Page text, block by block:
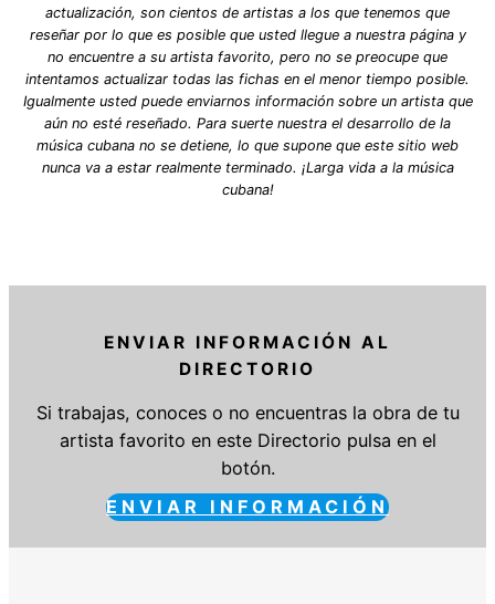
actualización, son cientos de artistas a los que tenemos que
reseñar por lo que es posible que usted llegue a nuestra página y
no encuentre a su artista favorito, pero no se preocupe que
intentamos actualizar todas las fichas en el menor tiempo posible.
Igualmente usted puede enviarnos información sobre un artista que
aún no esté reseñado. Para suerte nuestra el desarrollo de la
música cubana no se detiene, lo que supone que este sitio web
nunca va a estar realmente terminado. ¡Larga vida a la música
cubana!
ENVIAR INFORMACIÓN AL
DIRECTORIO
Si trabajas, conoces o no encuentras la obra de tu
artista favorito en este Directorio pulsa en el
botón.
ENVIAR INFORMACIÓN